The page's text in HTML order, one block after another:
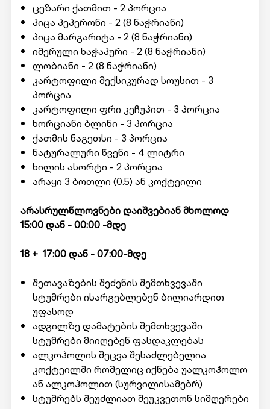
ცეზარი ქათმით - 2 პორცია
პიცა პეპერონი - 2 (8 ნაჭრიანი)
პიცა მარგარიტა - 2 (8 ნაჭრიანი)
იმერული ხაჭაპური - 2 (8 ნაჭრიანი)
ლობიანი - 2 (8 ნაჭრიანი)
კარტოფილი მექსიკურად სოუსით - 3
პორცია
კარტოფილი ფრი კეჩუპით - 3 პორცია
ხორციანი ბლინი - 3 პორცია
ქათმის ნაგეთსი - 3 პორცია
ნატურალური წვენი - 4 ლიტრი
ხილის ასორტი - 2 პორცია
არაყი 3 ბოთლი (0.5) ან კოქტეილი
არასრულწლოვნები დაიშვებიან მხოლოდ
15:00 დან - 00:00 -მდე
18 + 17:00 დან - 07:00-მდე
შეთავაზების შეძენის შემთხვევაში
სტუმრები ისარგებლებენ ბილიარდით
უფასოდ
ადგილზე დამატების შემთხვევაში
სტუმრები მიიღებენ ფასდაკლებას
ალკოჰოლის შეცვა შესაძლებელია
კოქტეილში რომელიც იქნება უალკოჰოლო
ან ალკოჰოლით (სურვილისამებრ)
სტუმრებს შეუძლიათ შეუკვეთონ სიმღერები